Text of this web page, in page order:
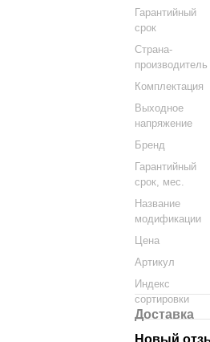
Гарантийный
срок
Страна-
производитель
Комплектация
Выходное
напряжение
Бренд
Гарантийный
срок, мес.
Название
модификации
Цена
Артикул
Индекс
сортировки
Доставка
Новый